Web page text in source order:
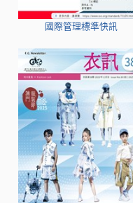
國際管理標準快訊